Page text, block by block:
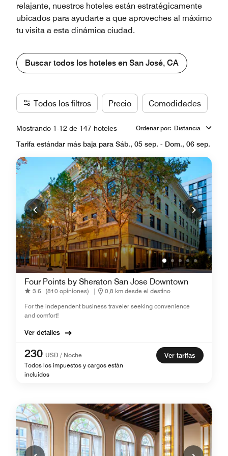
relajante, nuestros hoteles están estratégicamente
ubicados para ayudarte a que aproveches al máximo
tu visita a esta dinámica ciudad.
Buscar todos los hoteles en San José, CA
Todos los filtros Precio Comodidades
Mostrando 1-12 de 147 hoteles Ordenar por: Distancia
Tarifa estándar más baja para Sáb., 05 sep. - Dom., 06 sep.
Four Points by Sheraton San Jose Downtown
3.6 (810 opiniones) |
0,8 km desde el destino
For the independent business traveler seeking convenience
and comfort!
Ver detalles
230 USD / Noche
Todos los impuestos y cargos están
incluidos
Ver tarifas